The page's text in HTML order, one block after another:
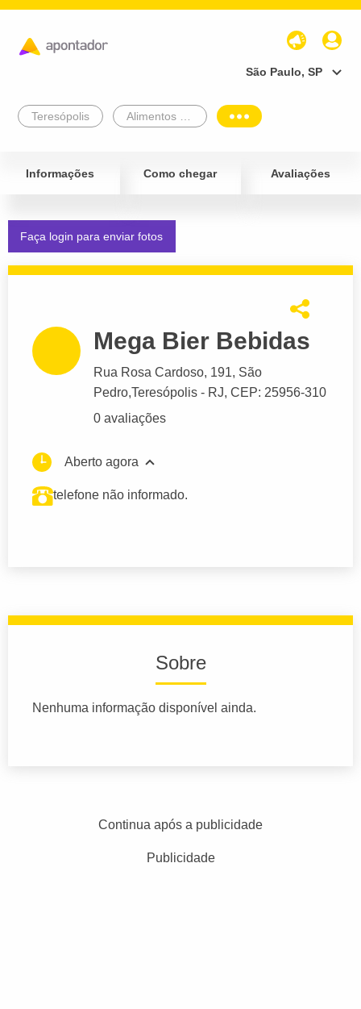
São Paulo, SP
Teresópolis
Informações Como chegar Avaliações
Faça login para enviar fotos
Mega Bier Bebidas
Rua Rosa Cardoso, 191, São
Pedro,Teresópolis - RJ, CEP: 25956-310
0 avaliações
Aberto agora
telefone não informado.
Sobre
Nenhuma informação disponível ainda.
Continua após a publicidade
Publicidade